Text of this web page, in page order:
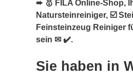
➨ 🥇 FILA Online-Shop,
Natursteinreiniger, ☑️
Feinsteinzeug Reiniger
sein ✉ ✔️.
Sie haben in